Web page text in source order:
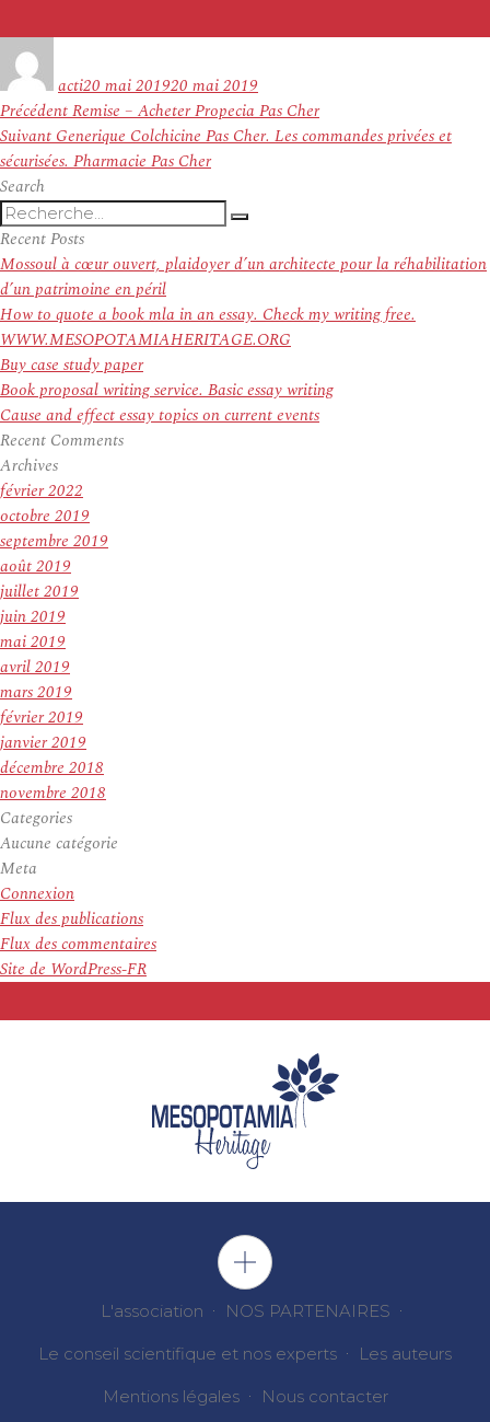
actile
20 mai 201920 mai 2019
Navigation
de
l’article
PrécédentArticle
précédent :
Remise – Acheter Propecia Pas Cher
Suivant Article
suivant :
Generique Colchicine Pas Cher. Les commandes privées et
sécurisées. Pharmacie Pas Cher
Search
Recherche
pour
:
Recherche
Recent Posts
Mossoul à cœur ouvert, plaidoyer d’un architecte pour la réhabilitation
d’un patrimoine en péril
How to quote a book mla in an essay. Check my writing free.
WWW.MESOPOTAMIAHERITAGE.ORG
Buy case study paper
Book proposal writing service. Basic essay writing
Cause and effect essay topics on current events
Recent Comments
Archives
février 2022
octobre 2019
septembre 2019
août 2019
juillet 2019
juin 2019
mai 2019
avril 2019
mars 2019
février 2019
janvier 2019
décembre 2018
novembre 2018
Categories
Aucune catégorie
Meta
Connexion
Flux des publications
Flux des commentaires
Site de WordPress-FR
L'association NOS PARTENAIRES
Le conseil scientifique et nos experts Les auteurs
Mentions légales Nous contacter